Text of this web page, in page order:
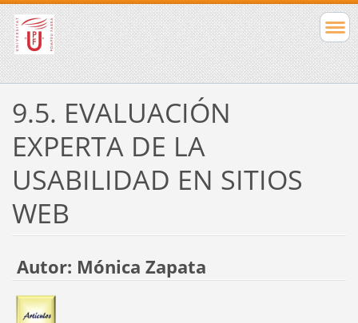
9.5. EVALUACIÓN
EXPERTA DE LA
USABILIDAD EN SITIOS
WEB
Autor: Mónica Zapata